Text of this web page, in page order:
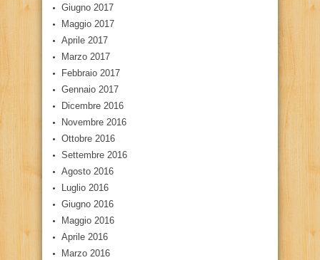
Giugno 2017
Maggio 2017
Aprile 2017
Marzo 2017
Febbraio 2017
Gennaio 2017
Dicembre 2016
Novembre 2016
Ottobre 2016
Settembre 2016
Agosto 2016
Luglio 2016
Giugno 2016
Maggio 2016
Aprile 2016
Marzo 2016